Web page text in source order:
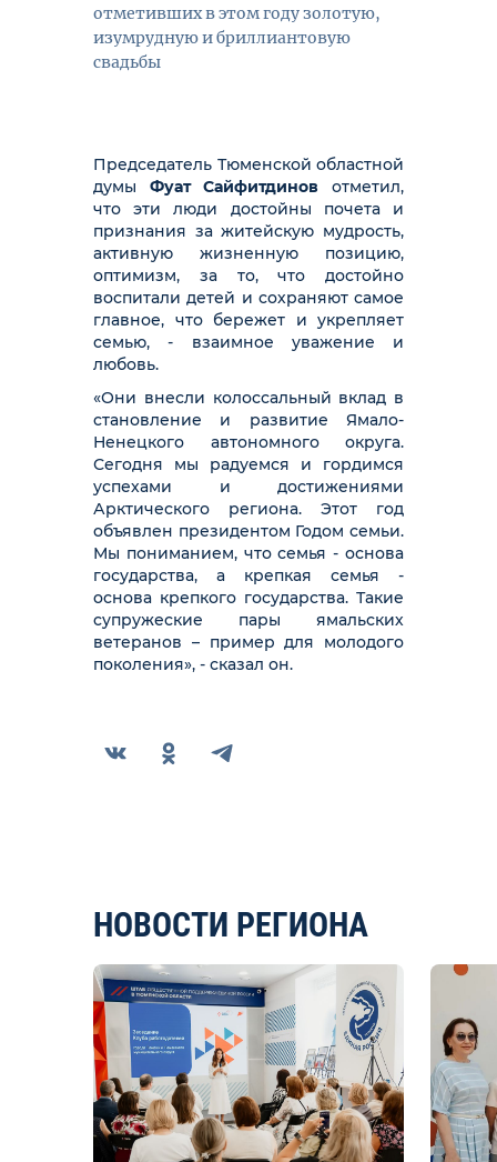
отметивших в этом году золотую,
изумрудную и бриллиантовую
свадьбы
Председатель Тюменской областной
думы Фуат Сайфитдиновотметил,
что эти люди достойны почета и
признания за житейскую мудрость,
активную жизненную позицию,
оптимизм, за то, что достойно
воспитали детей и сохраняют самое
главное, что бережет и укрепляет
семью, - взаимное уважение и
любовь.
«Они внесли колоссальный вклад в
становление и развитие Ямало-
Ненецкого автономного округа.
Сегодня мы радуемся и гордимся
успехами и достижениями
Арктического региона. Этот год
объявлен президентом Годом семьи.
Мы пониманием, что семья - основа
государства, а крепкая семья -
основа крепкого государства. Такие
супружеские пары ямальских
ветеранов – пример для молодого
поколения», - сказал он.
НОВОСТИ РЕГИОНА